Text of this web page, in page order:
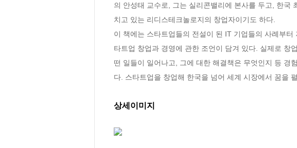
의 안성태 교수로, 그는 실리콘밸리에 본사를 두고, 한국
치고 있는 리디스테크놀로지의 창업자이기도 하다.
이 책에는 스타트업들의 전설이 된 IT 기업들의 사례부
타트업 창업과 경영에 관한 조언이 담겨 있다. 실제로 창
떤 일들이 일어나고, 그에 대한 해결책은 무엇인지 등 경
다. 스타트업을 창업해 한국을 넘어 세계 시장에서 꿈을
상세이미지